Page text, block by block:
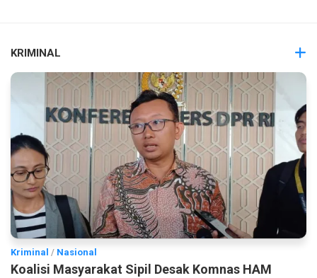
KRIMINAL
Kriminal / Nasional
Koalisi Masyarakat Sipil Desak Komnas HAM